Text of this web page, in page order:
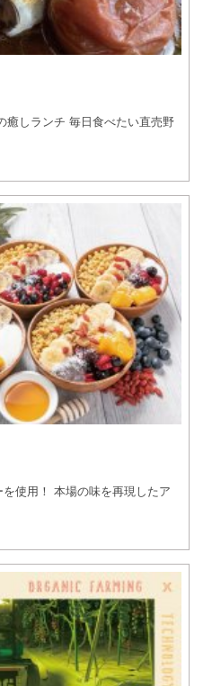
癒しランチ 毎日食べたい直売野
使用！ 本場の味を再現したア